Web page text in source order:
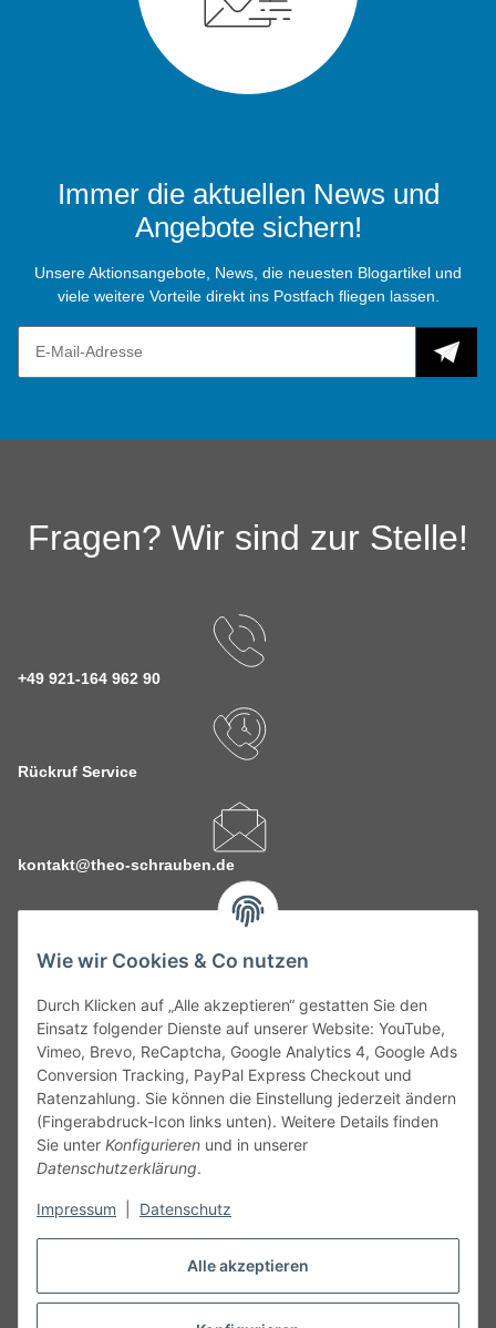
Alle akzeptieren
Wie wir Cookies & Co nutzen
Durch Klicken auf „Alle akzeptieren“ gestatten Sie den
Einsatz folgender Dienste auf unserer Website: YouTube,
Vimeo, Brevo, ReCaptcha, Google Analytics 4, Google Ads
Conversion Tracking, PayPal Express Checkout und
Ratenzahlung. Sie können die Einstellung jederzeit ändern
(Fingerabdruck-Icon links unten). Weitere Details finden
Sie unter Konfigurieren und in unserer
Datenschutzerklärung.
Impressum Datenschutz
Immer die aktuellen News und
Angebote sichern!
Unsere Aktionsangebote, News, die neuesten Blogartikel und
viele weitere Vorteile direkt ins Postfach fliegen lassen.
Fragen? Wir sind zur Stelle!
+49 921-164 962 90
Rückruf Service
kontakt@theo-schrauben.de
Service
Gesetzliche Informationen
Alle technischen Angaben ohne Gewähr. Irrtümer und fehlerhafte
Angaben vorbehalten. Wenn Sie Datenblätter oder spezielle
unseren Kundenservice. Abbildungen der Artikel können
Vertrag widerrufen